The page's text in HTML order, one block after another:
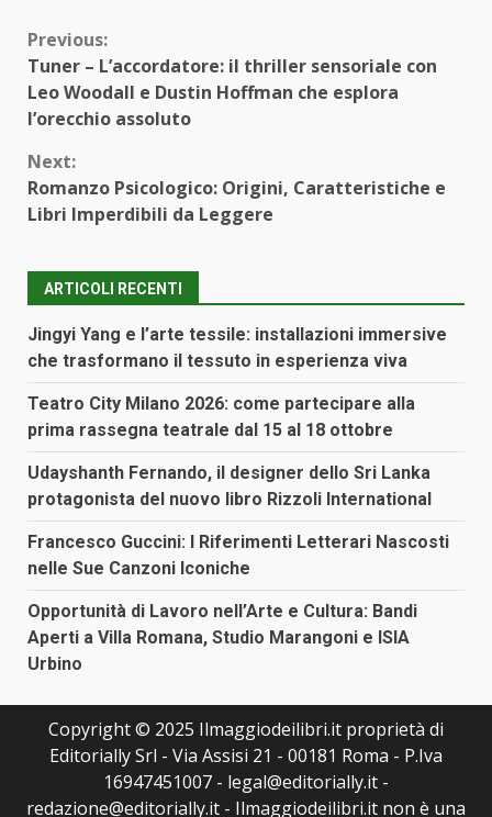
Continue
Reading
Previous:
Tuner – L’accordatore: il thriller sensoriale con
Leo Woodall e Dustin Hoffman che esplora
l’orecchio assoluto
Next:
Romanzo Psicologico: Origini, Caratteristiche e
Libri Imperdibili da Leggere
ARTICOLI RECENTI
Jingyi Yang e l’arte tessile: installazioni immersive
che trasformano il tessuto in esperienza viva
Teatro City Milano 2026: come partecipare alla
prima rassegna teatrale dal 15 al 18 ottobre
Udayshanth Fernando, il designer dello Sri Lanka
protagonista del nuovo libro Rizzoli International
Francesco Guccini: I Riferimenti Letterari Nascosti
nelle Sue Canzoni Iconiche
Opportunità di Lavoro nell’Arte e Cultura: Bandi
Aperti a Villa Romana, Studio Marangoni e ISIA
Urbino
Copyright © 2025 Ilmaggiodeilibri.it proprietà di
Editorially Srl - Via Assisi 21 - 00181 Roma - P.Iva
16947451007 - legal@editorially.it -
redazione@editorially.it - Ilmaggiodeilibri.it non è una